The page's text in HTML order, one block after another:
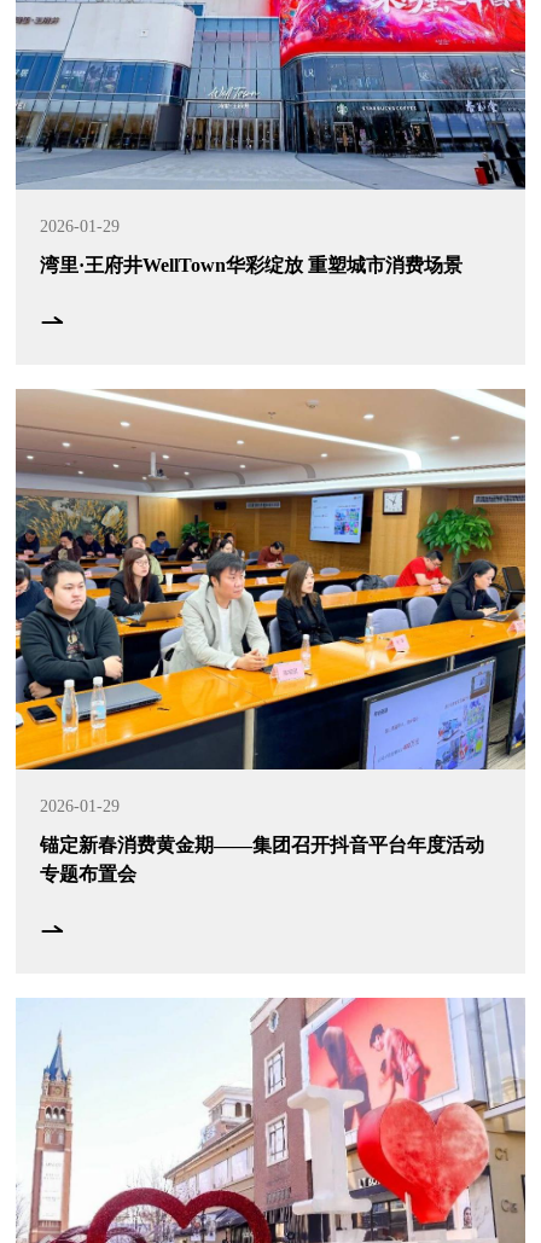
2026-01-29
湾里·王府井WellTown华彩绽放 重塑城市消费场景
2026-01-29
锚定新春消费黄金期——集团召开抖音平台年度活动
专题布置会